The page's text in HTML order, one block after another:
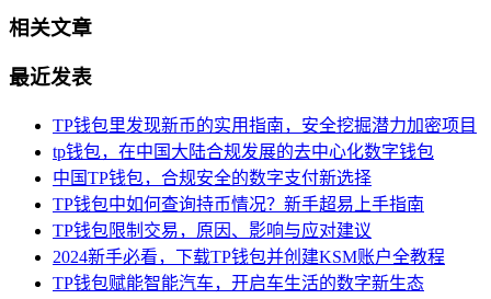
相关文章
最近发表
TP钱包里发现新币的实用指南，安全挖掘潜力加密项目
tp钱包，在中国大陆合规发展的去中心化数字钱包
中国TP钱包，合规安全的数字支付新选择
TP钱包中如何查询持币情况？新手超易上手指南
TP钱包限制交易，原因、影响与应对建议
2024新手必看，下载TP钱包并创建KSM账户全教程
TP钱包赋能智能汽车，开启车生活的数字新生态